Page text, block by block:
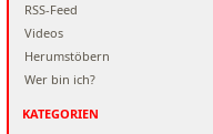
RSS-Feed
Videos
Herumstöbern
Wer bin ich?
KATEGORIEN